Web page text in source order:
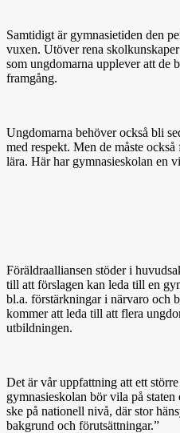
Samtidigt är gymnasietiden den
vuxen. Utöver rena
som ungdomarna upplever att de
framgång.
Ungdomarna behöver också bli
med respekt. Men de måste
lära. Här har gymnasieskolan en
Föräldraalliansen stöder i
till att förslagen kan leda till en
bl.a. förstärkningar i närvaro och
kommer att leda till att flera
utbildningen.
Det är vår uppfattning att ett
gymnasieskolan bör vila på
ske på nationell nivå, där stor
bakgrund och förutsättningar.”